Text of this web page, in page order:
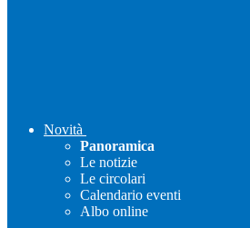
Novità
Panoramica
Le notizie
Le circolari
Calendario eventi
Albo online